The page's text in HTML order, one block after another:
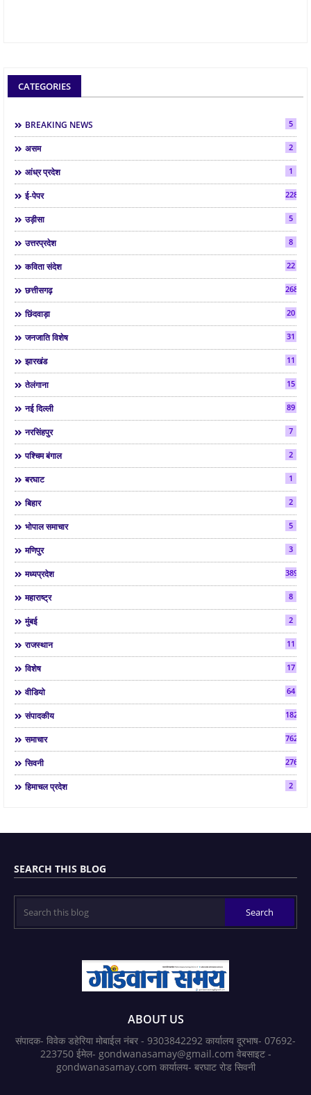
CATEGORIES
BREAKING NEWS 5
असम 2
आंध्र प्रदेश 1
ई-पेपर 2286
उड़ीसा 5
उत्तरप्रदेश 8
कविता संदेश 22
छत्तीसगढ़ 268
छिंदवाड़ा 20
जनजाति विशेष 31
झारखंड 11
तेलंगाना 15
नई दिल्ली 89
नरसिंहपुर 7
पश्चिम बंगाल 2
बरघाट 1
बिहार 2
भोपाल समाचार 5
मणिपुर 3
मध्यप्रदेश 3892
महाराष्ट्र 8
मुंबई 2
राजस्थान 11
विशेष 17
वीडियो 64
संपादकीय 182
समाचार 7624
सिवनी 2763
हिमाचल प्रदेश 2
SEARCH THIS BLOG
ABOUT US
संपादक- विवेक डहेरिया मोबाईल नंबर - 9303842292 कार्यालय दूरभाष- 07692-
223750 ईमेल- gondwanasamay@gmail.com वेबसाइट -
gondwanasamay.com कार्यालय- बरघाट रोड सिवनी